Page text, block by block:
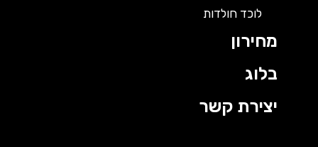
לוכד חולדות
מחירון
בלוג
יצירת קשר